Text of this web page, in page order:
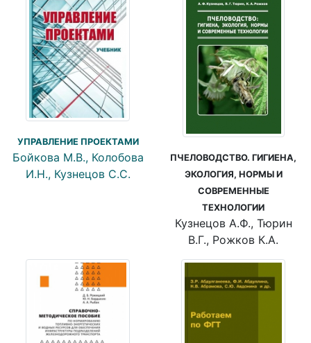
УПРАВЛЕНИЕ ПРОЕКТАМИ
Бойкова М.В., Колобова
И.Н., Кузнецов С.С.
ПЧЕЛОВОДСТВО. ГИГИЕНА,
ЭКОЛОГИЯ, НОРМЫ И
СОВРЕМЕННЫЕ
ТЕХНОЛОГИИ
Кузнецов А.Ф., Тюрин
В.Г., Рожков К.А.